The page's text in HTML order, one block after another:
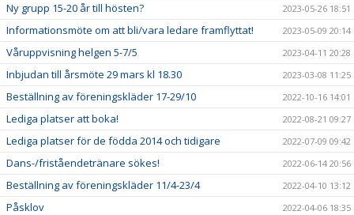
Ny grupp 15-20 år till hösten? 2023-05-26 18:51
Informationsmöte om att bli/vara ledare framflyttat! 2023-05-09 20:14
Våruppvisning helgen 5-7/5 2023-04-11 20:28
Inbjudan till årsmöte 29 mars kl 18.30 2023-03-08 11:25
Beställning av föreningskläder 17-29/10 2022-10-16 14:01
Lediga platser att boka! 2022-08-21 09:27
Lediga platser för de födda 2014 och tidigare 2022-07-09 09:42
Dans-/friståendetränare sökes! 2022-06-14 20:56
Beställning av föreningskläder 11/4-23/4 2022-04-10 13:12
Påsklov 2022-04-06 18:35